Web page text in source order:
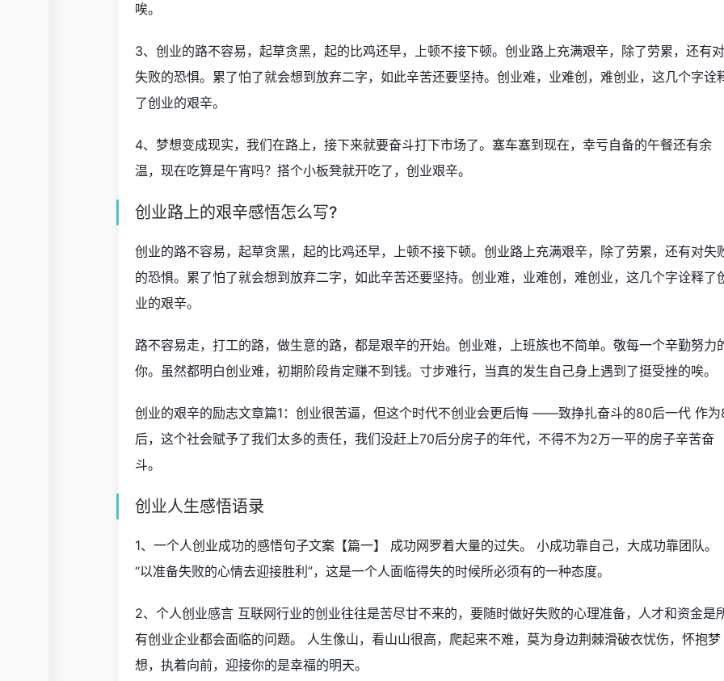
唉。
3、创业的路不容易，起草贪黑，起的比鸡还早，上顿不接下顿。创业路上充满艰辛，除了劳累，还有对
失败的恐惧。累了怕了就会想到放弃二字，如此辛苦还要坚持。创业难，业难创，难创业，这几个字诠
了创业的艰辛。
4、梦想变成现实，我们在路上，接下来就要奋斗打下市场了。塞车塞到现在，幸亏自备的午餐还有余
温，现在吃算是午宵吗？搭个小板凳就开吃了，创业艰辛。
创业路上的艰辛感悟怎么写?
创业的路不容易，起草贪黑，起的比鸡还早，上顿不接下顿。创业路上充满艰辛，除了劳累，还有对失
的恐惧。累了怕了就会想到放弃二字，如此辛苦还要坚持。创业难，业难创，难创业，这几个字诠释了
业的艰辛。
路不容易走，打工的路，做生意的路，都是艰辛的开始。创业难，上班族也不简单。敬每一个辛勤努力
你。虽然都明白创业难，初期阶段肯定赚不到钱。寸步难行，当真的发生自己身上遇到了挺受挫的唉。
创业的艰辛的励志文章篇1：创业很苦逼，但这个时代不创业会更后悔 ——致挣扎奋斗的80后一代 作
后，这个社会赋予了我们太多的责任，我们没赶上70后分房子的年代，不得不为2万一平的房子辛苦奋
斗。
创业人生感悟语录
1、一个人创业成功的感悟句子文案【篇一】 成功网罗着大量的过失。 小成功靠自己，大成功靠团队。
“以准备失败的心情去迎接胜利”，这是一个人面临得失的时候所必须有的一种态度。
2、个人创业感言 互联网行业的创业往往是苦尽甘不来的，要随时做好失败的心理准备，人才和资金是
有创业企业都会面临的问题。 人生像山，看山山很高，爬起来不难，莫为身边荆棘滑破衣忧伤，怀抱梦
想，执着向前，迎接你的是幸福的明天。